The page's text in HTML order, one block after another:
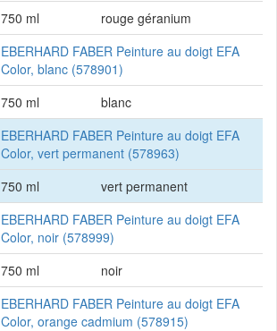
750 ml
rouge géranium
EBERHARD FABER Peinture au doigt EFA
Color, blanc (578901)
750 ml
blanc
EBERHARD FABER Peinture au doigt EFA
Color, vert permanent (578963)
750 ml
vert permanent
EBERHARD FABER Peinture au doigt EFA
Color, noir (578999)
750 ml
noir
EBERHARD FABER Peinture au doigt EFA
Color, orange cadmium (578915)